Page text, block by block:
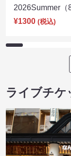
2026Summer
¥1300 (税込)
ライブチケ